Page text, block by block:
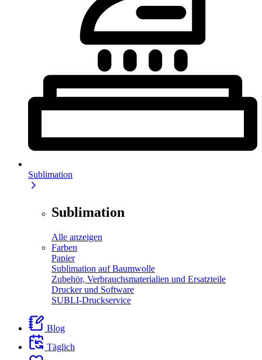
Sublimation
Sublimation
Alle anzeigen
Farben
Papier
Sublimation auf Baumwolle
Zubehör, Verbrauchsmaterialien und Ersatzteile
Drucker und Software
SUBLI-Druckservice
Blog
Täglich